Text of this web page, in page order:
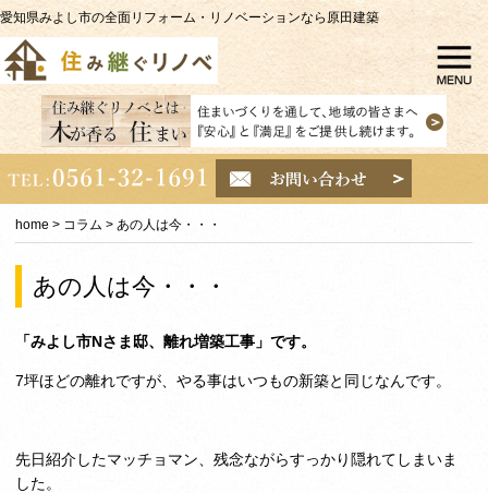
愛知県みよし市の全面リフォーム・リノベーションなら原田建築
home > コラム >あの人は今・・・
あの人は今・・・
「みよし市Nさま邸、離れ増築工事」です。
7坪ほどの離れですが、やる事はいつもの新築と同じなんです。
先日紹介したマッチョマン、残念ながらすっかり隠れてしまいま
した。